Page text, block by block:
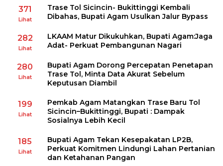
371
Lihat
Trase Tol Sicincin- Bukittinggi Kembali
Dibahas, Bupati Agam Usulkan Jalur Bypass
282
Lihat
LKAAM Matur Dikukuhkan, Bupati Agam:Jaga
Adat- Perkuat Pembangunan Nagari
280
Lihat
Bupati Agam Dorong Percepatan Penetapan
Trase Tol, Minta Data Akurat Sebelum
Keputusan Diambil
199
Lihat
Pemkab Agam Matangkan Trase Baru Tol
Sicincin–Bukittinggi, Bupati : Dampak
Sosialnya Lebih Kecil
185
Lihat
Bupati Agam Tekan Kesepakatan LP2B,
Perkuat Komitmen Lindungi Lahan Pertanian
dan Ketahanan Pangan